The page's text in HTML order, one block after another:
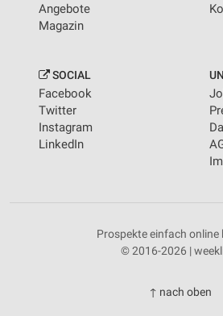
Angebote
Magazin
SOCIAL
Facebook
Twitter
Instagram
LinkedIn
Prospekte einfach online
© 2016-2026 |
↑ nach oben